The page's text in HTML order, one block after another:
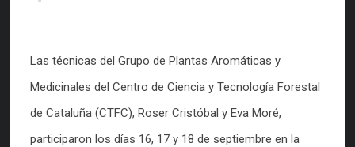
Las técnicas del Grupo de Plantas Aromáticas y
Medicinales del Centro de Ciencia y Tecnología Forestal
de Cataluña (CTFC), Roser Cristóbal y Eva Moré,
participaron los días 16, 17 y 18 de septiembre en la